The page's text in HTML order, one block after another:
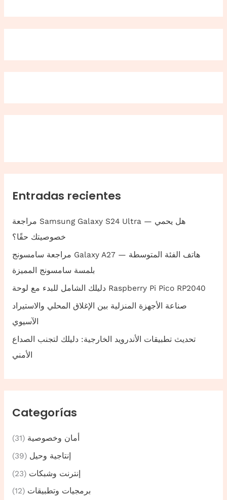
Entradas recientes
مراجعة Samsung Galaxy S24 Ultra — هل يحمي
خصوصيتك حقًا؟
مراجعة سامسونج Galaxy A27 — هاتف الفئة المتوسطة
بلمسة سامسونج المميزة
دليلك الشامل للبدء مع لوحة Raspberry Pi Pico RP2040
صناعة الأجهزة المنزلية بين الإغلاق المحلي والاستيراد
الآسيوي
تحديث تطبيقات الأندرويد الخارجية: دليلك لتجنب الصداع
الأمني
Categorías
أمان وخصوصية (31)
إنتاجية وحيل (39)
إنترنت وشبكات (23)
برمجيات وتطبيقات (12)